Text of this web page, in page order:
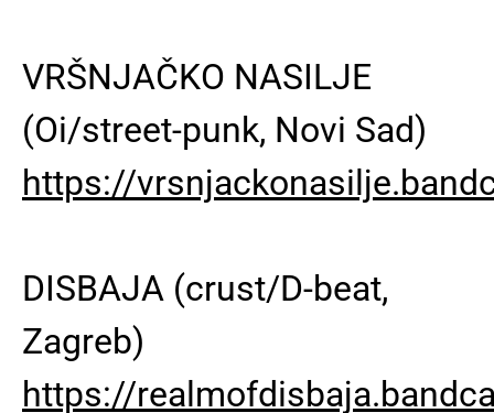
VRŠNJAČKO NASILJE
(Oi/street-punk, Novi Sad)
https://
DISBAJA (crust/D-beat,
Zagreb)
https://